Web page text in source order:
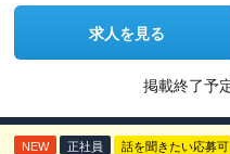
求人を見る
掲載終了予
NEW 正社員 話を聞きたい応募可